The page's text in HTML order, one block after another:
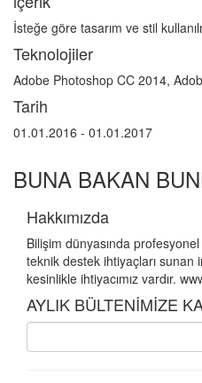
İsteğe göre tasarım ve stil
Teknolojiler
Adobe Photoshop CC 2014,
Tarih
01.01.2016 - 01.01.2017
BUNA BAKAN
Hakkımızda
Bilişim dünyasında
teknik destek ihtiyaçları sunan
kesinlikle ihtiyacımız vardır.
AYLIK BÜLTENİMİZE